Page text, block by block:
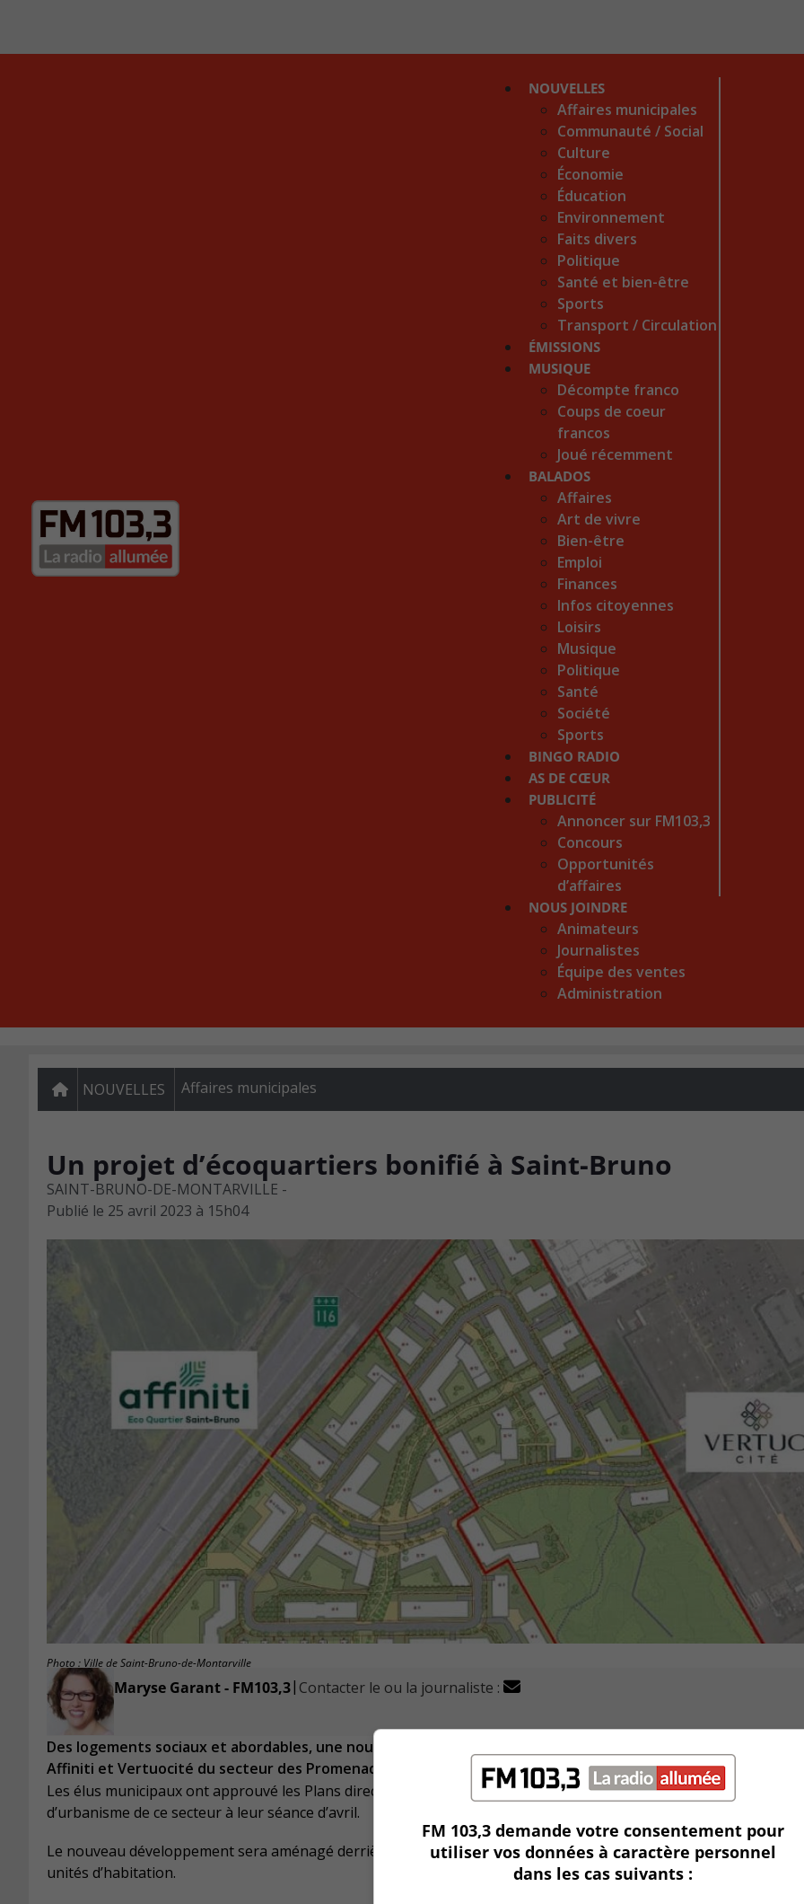
NOUVELLES
Affaires municipales
Communauté / Social
Culture
Économie
Éducation
Environnement
Faits divers
Politique
Santé et bien-être
Sports
Transport / Circulation
ÉMISSIONS
MUSIQUE
Décompte franco
Coups de coeur
francos
Joué récemment
BALADOS
Affaires
Art de vivre
Bien-être
Emploi
Finances
Infos citoyennes
Loisirs
Musique
Politique
Santé
Société
Sports
BINGO RADIO
AS DE CŒUR
PUBLICITÉ
Annoncer sur FM103,3
Concours
Opportunités
d’affaires
NOUS JOINDRE
Animateurs
Journalistes
Équipe des ventes
Administration
NOUVELLES Affaires municipales
Un projet d’écoquartiers bonifié à Saint-Bruno
SAINT-BRUNO-DE-MONTARVILLE -
Publié le 25 avril 2023 à 15h04
Photo : Ville de Saint-Bruno-de-Montarville
Maryse Garant - FM103,3| Contacter le ou la journaliste :
Des logements sociaux et abordables, une nouvelle école primaire et un CPE seront intégrés aux
Affiniti et Vertuocité du secteur des Promenades, à Saint-Bruno-de-Montarville.
Les élus municipaux ont approuvé les Plans directeurs d’aménagement révisés relatifs au Programme particulier
d’urbanisme de ce secteur à leur séance d’avril.
Le nouveau développement sera aménagé derrière le magasin Wal-Mart et prévoit la construction de près de 3
unités d’habitation.
FM 103,3 demande votre consentement pour
utiliser vos données à caractère personnel
dans les cas suivants :